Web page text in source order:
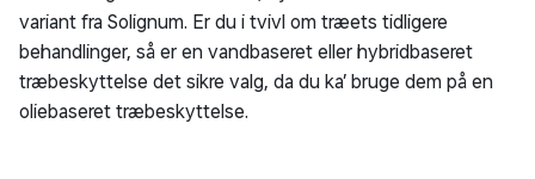
variant fra Solignum. Er du i tvivl om træets tidligere
behandlinger, så er en vandbaseret eller hybridbaseret
træbeskyttelse det sikre valg, da du ka’ bruge dem på en
oliebaseret træbeskyttelse.